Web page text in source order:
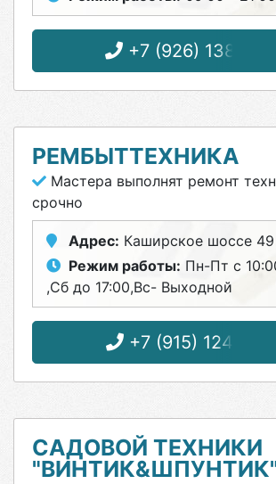
+7 (926) 138-74-
РЕМБЫТТЕХНИКА
Мастера выполнят ремонт
срочно
Адрес: Каширское шоссе 49
Режим работы: Пн-Пт с
,Сб до 17:00,Вс- Выходной
+7 (915) 124-03-
САДОВОЙ ТЕХНИКИ